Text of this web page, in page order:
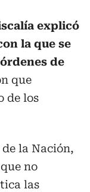
explicó
la que se
de
que
de los
la Nación,
no
las